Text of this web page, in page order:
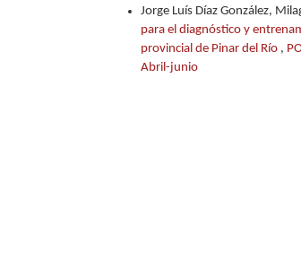
Jorge Luís Díaz González,
para el diagnóstico y
provincial de Pinar del Río ,
Abril-junio